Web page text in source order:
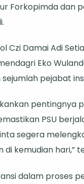
Evaluasi
Tegaskan
Komitmen
Jaga
Forkopimda dan
Czi Damai Adi
Eko
sejumlah pejabat
pentingnya
PSU
segera
kemudian hari,”
dalam proses